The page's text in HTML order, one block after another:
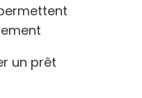
un prêt